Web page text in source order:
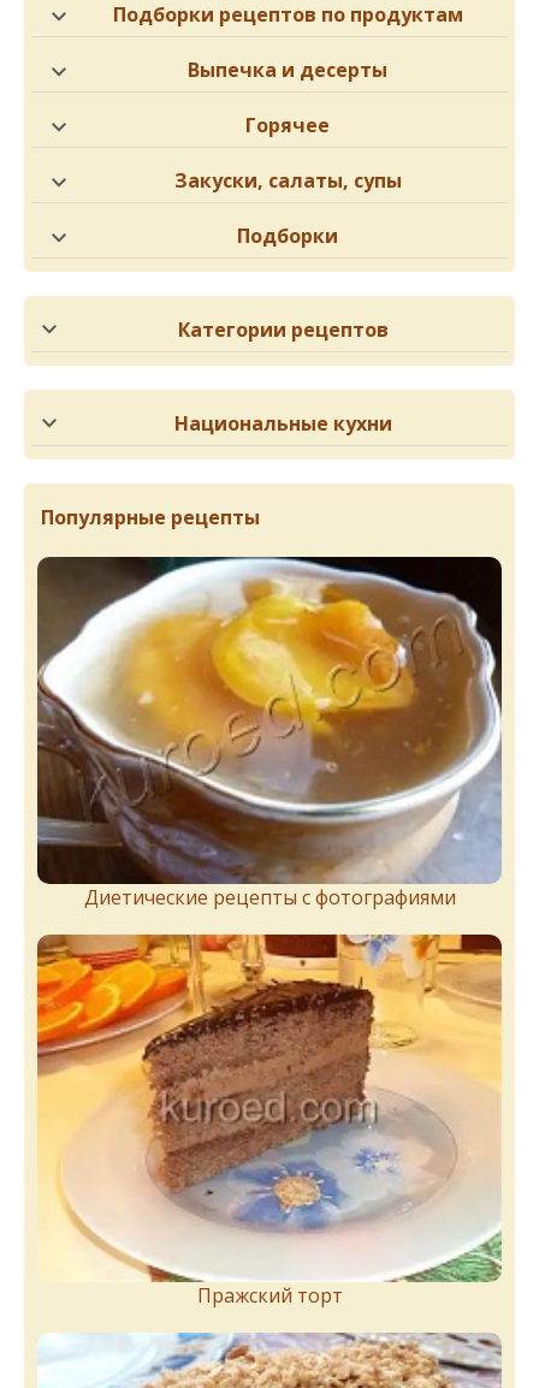
Подборки рецептов по продуктам
Выпечка и десерты
Горячее
Закуски, салаты, супы
Подборки
Категории рецептов
Национальные кухни
Популярные рецепты
Диетические рецепты с фотографиями
Пражский торт